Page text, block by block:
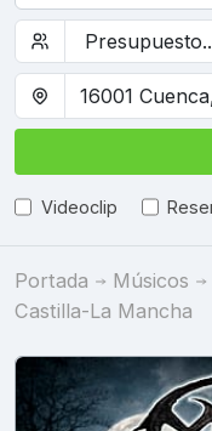
Videoclip
Portada Músicos
Castilla-La Mancha